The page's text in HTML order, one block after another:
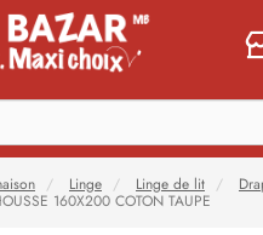
Linge Linge de lit
160X200 COTON TAUPE